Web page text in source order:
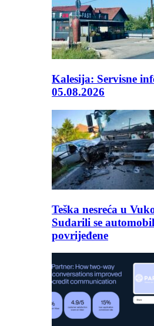
Kalesija: Servisne
05.08.2026
Teška nesreća u
Sudarili se
povrijeđene